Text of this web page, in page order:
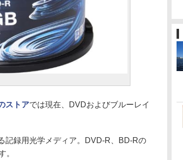
ストアでは現在、DVDおよびブルーレイ
録用光学メディア。DVD-R、BD-Rの
。